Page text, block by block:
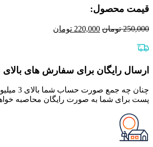
قیمت محصول:​
250,000 تومان قیمت
220,000 تومان
ارسال رایگان برای سفارش های بالای 3 میلیون تومان
چنان چه
پست برای شما به صورت رایگان محاصبه